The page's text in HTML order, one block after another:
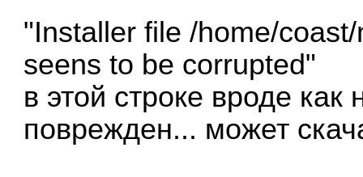
"Installer file /home/
seens to be corrupted"
в этой строке вроде
поврежден... может